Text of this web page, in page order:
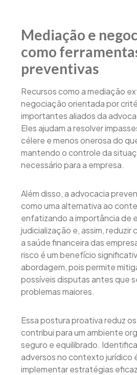
Mediação e
como
preventivas
Recursos como a mediação
negociação orientada por
importantes aliados da
Eles ajudam a resolver
célere e menos onerosa do
mantendo o controle da
necessário para a empresa.
Além disso, a advocacia
como uma alternativa ao
enfatizando a importância de
judicialização e, assim, reduzir
a saúde financeira das
risco é um benefício
abordagem, pois permite
possíveis disputas antes que
problemas maiores.
Essa postura proativa reduz
contribui para um ambiente
seguro e equilibrado.
adversos no contexto jurídico
implementar estratégias